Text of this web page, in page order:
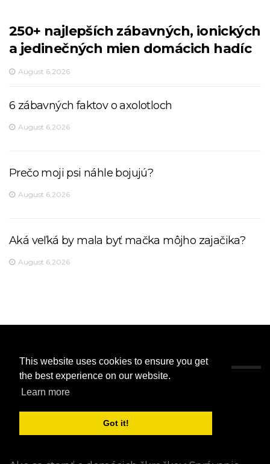
This website uses cookies to ensure you get
the best experience on our website.
Learn more
Got it!
250+ najlepších zábavných, ionických
a jedinečných mien domácich hadíc
August 6,2026
6 zábavných faktov o axolotloch
August 6,2026
Prečo moji psi náhle bojujú?
August 6,2026
Aká veľká by mala byť mačka môjho zajačika?
August 6,2026
REDAKCIA CHOICE